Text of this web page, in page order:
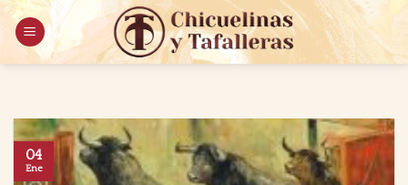
Saltar
contenido
04
Ene